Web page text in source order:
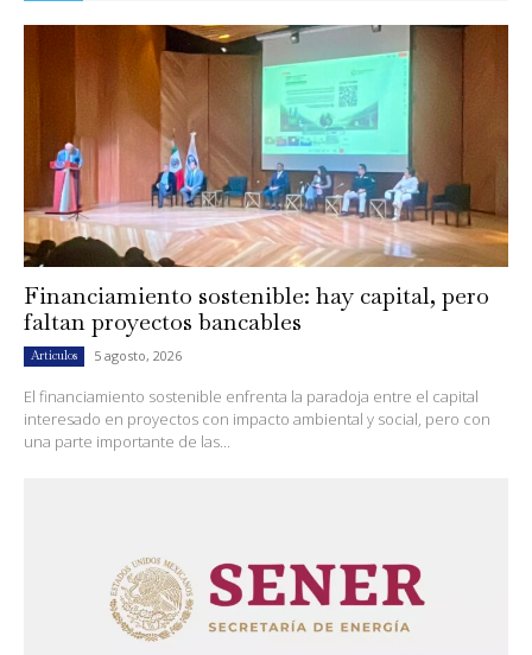
Financiamiento sostenible: hay capital, pero
faltan proyectos bancables
Artículos 5 agosto, 2026
El financiamiento sostenible enfrenta la paradoja entre el capital
interesado en proyectos con impacto ambiental y social, pero con
una parte importante de las...